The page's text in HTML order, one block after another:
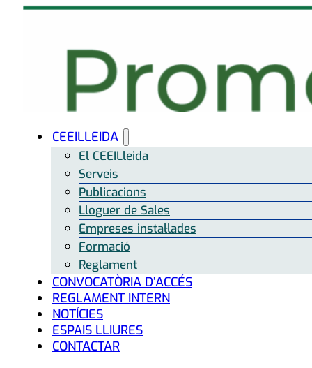
CEEILLEIDA
El CEEILleida
Serveis
Publicacions
Lloguer de Sales
Empreses instal·lades
Formació
Reglament
CONVOCATÒRIA D’ACCÉS
REGLAMENT INTERN
NOTÍCIES
ESPAIS LLIURES
CONTACTAR